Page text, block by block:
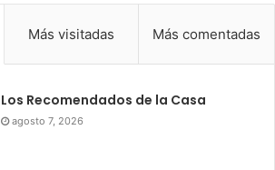
Más visitadas Más comentadas
Los Recomendados de la Casa
agosto 7, 2026